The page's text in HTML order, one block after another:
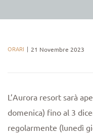
ORARI 21 Novembre 2023
L’Aurora resort sarà
domenica) fino al 3
regolarmente (lunedì